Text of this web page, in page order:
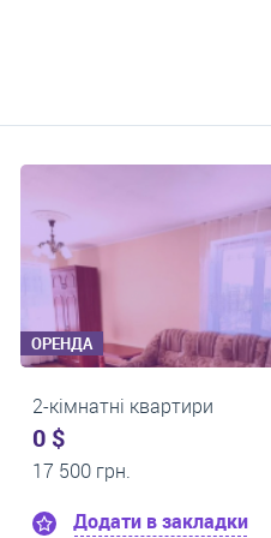
ОРЕНДА
2-кімнатні
15 000 грн.
Додати в